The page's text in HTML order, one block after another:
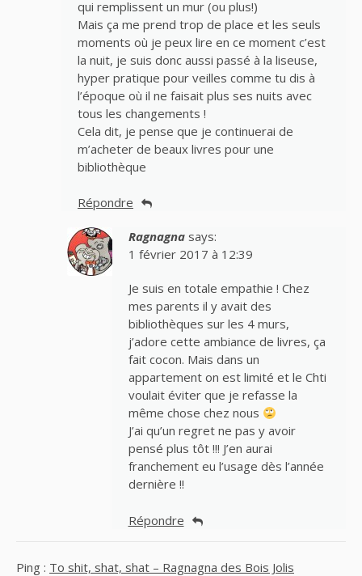
qui remplissent un mur (ou plus!)
Mais ça me prend trop de place et les seuls
moments où je peux lire en ce moment c’est
la nuit, je suis donc aussi passé à la liseuse,
hyper pratique pour veilles comme tu dis à
l’époque où il ne faisait plus ses nuits avec
tous les changements !
Cela dit, je pense que je continuerai de
m’acheter de beaux livres pour une
bibliothèque
Répondre
Ragnagna says:
1 février 2017 à 12:39
Je suis en totale empathie ! Chez
mes parents il y avait des
bibliothèques sur les 4 murs,
j’adore cette ambiance de livres, ça
fait cocon. Mais dans un
appartement on est limité et le Chti
voulait éviter que je refasse la
même chose chez nous
J’ai qu’un regret ne pas y avoir
pensé plus tôt !!! J’en aurai
franchement eu l’usage dès l’année
dernière !!
Répondre
Ping : To shit, shat, shat – Ragnagna des Bois Jolis